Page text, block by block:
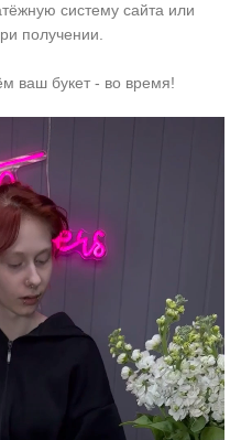
систему сайта или
получении.
ваш букет - во время!